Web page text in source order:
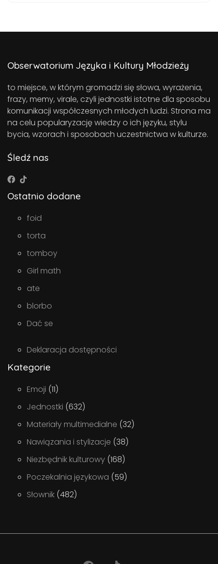
Obserwatorium Języka i Kultury Młodzieży
to miejsce, w którym gromadzi się słowa, wyrażenia,
frazy, memy, virale, czyli jednostki istotne dla sposobu
komunikacji współczesnych młodych ludzi. Strona ma
na celu popularyzację wiedzy o ich języku, stylu
bycia, wzorach i sposobach uczestnictwa w kulturze.
Śledź nas
Ostatnio dodane
foid
torta
tomboy
Girl math
ate
blorbo
Dać se
Deklaracja dostępności
Kategorie
Emoji (11)
Jednostki (632)
Materiały multimedialne (32)
Nawiązania i stylizacje (38)
Niezbędnik kulturowy (168)
Poczekalnia językowa (59)
Słownik (482)